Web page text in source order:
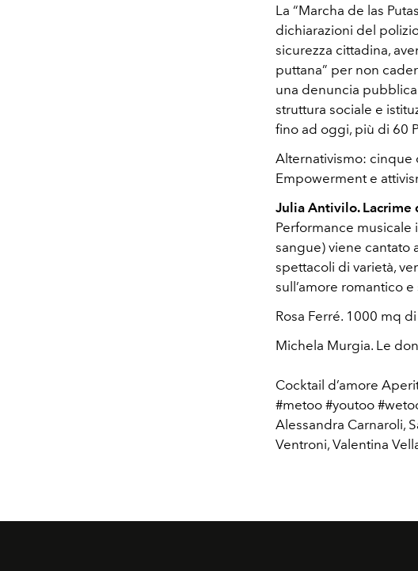
La “Marcha de las
dichiarazioni del
sicurezza cittadina,
puttana” per non
una denuncia
struttura sociale e
fino ad oggi, più di 60
Alternativismo: cinque
Empowerment e
Julia Antivilo. Lacrime
Performance
sangue) viene cantato
spettacoli di varietà,
sull’amore romantico
Rosa Ferré. 1000 mq
Michela Murgia. Le
Cocktail d’amore
#metoo #youtoo
Alessandra Carnaroli,
Ventroni, Valentina